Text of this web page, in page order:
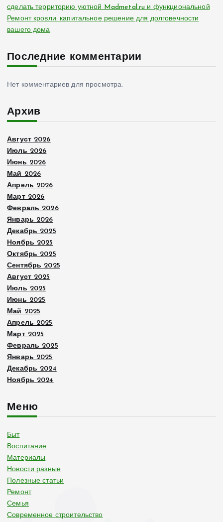
сделать территорию уютной Madmetal.ru и функциональной
Ремонт кровли: капитальное решение для долговечности
вашего дома
Последние комментарии
Нет комментариев для просмотра.
Архив
Август 2026
Июль 2026
Июнь 2026
Май 2026
Апрель 2026
Март 2026
Февраль 2026
Январь 2026
Декабрь 2025
Ноябрь 2025
Октябрь 2025
Сентябрь 2025
Август 2025
Июль 2025
Июнь 2025
Май 2025
Апрель 2025
Март 2025
Февраль 2025
Январь 2025
Декабрь 2024
Ноябрь 2024
Меню
Быт
Воспитание
Материалы
Новости разные
Полезные статьи
Ремонт
Семья
Современное строительство